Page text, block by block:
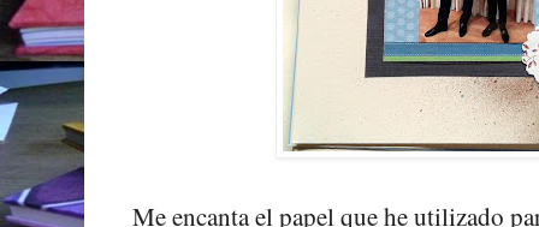
Me encanta el papel que he utilizado